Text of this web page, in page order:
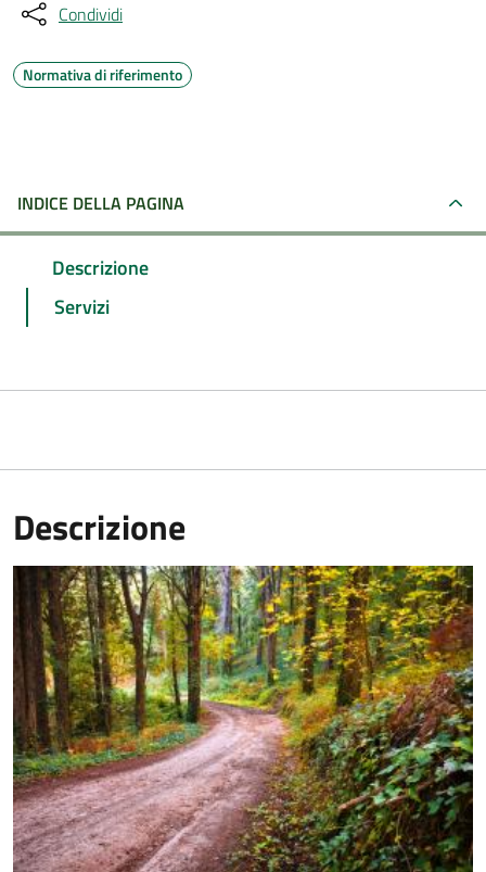
Condividi
Normativa di riferimento
INDICE DELLA PAGINA
Descrizione
Servizi
Descrizione